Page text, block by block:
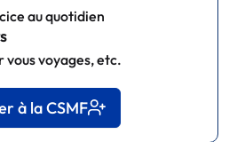
au quotidien
vous voyages, etc.
à la CSMF